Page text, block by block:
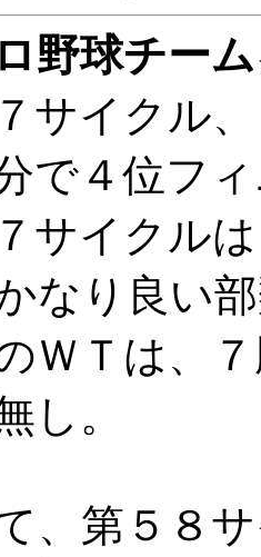
野球チー
サイクル、
で４位フ
サイクルは
なり良い
ＷＴは、７
し。
、第５８